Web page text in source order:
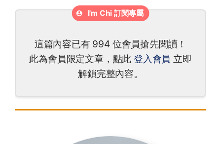
這篇內容已有 994 位會員搶先閱讀！
此為會員限定文章，點此登入會員 立即
解鎖完整內容。